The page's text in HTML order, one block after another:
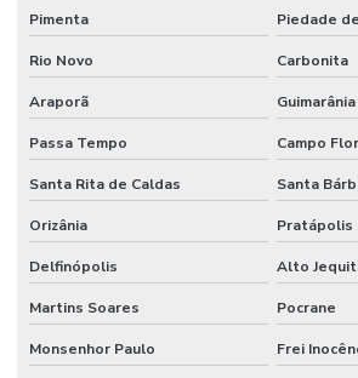
Pimenta Piedade
Rio Novo Carbonita
Araporã Guimarânia
Passa Tempo Campo
Santa Rita de Caldas Santa
Orizânia Pratápolis
Delfinópolis Alto
Martins Soares Pocrane
Monsenhor Paulo Frei